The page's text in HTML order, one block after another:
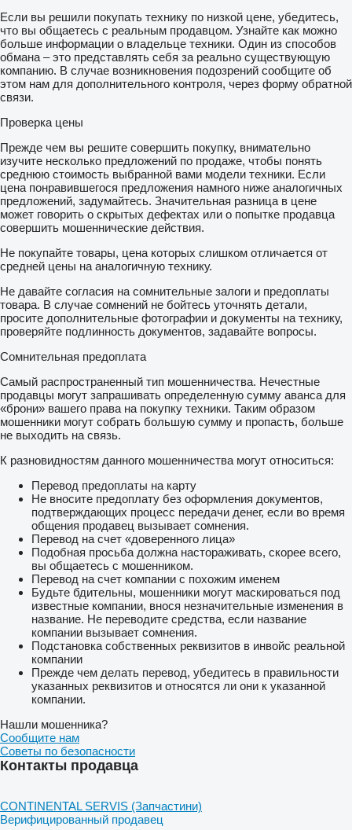
Если вы решили покупать технику по низкой цене, убедитесь,
что вы общаетесь с реальным продавцом. Узнайте как можно
больше информации о владельце техники. Один из способов
обмана – это представлять себя за реально существующую
компанию. В случае возникновения подозрений сообщите об
этом нам для дополнительного контроля, через форму обратной
связи.
Проверка цены
Прежде чем вы решите совершить покупку, внимательно
изучите несколько предложений по продаже, чтобы понять
среднюю стоимость выбранной вами модели техники. Если
цена понравившегося предложения намного ниже аналогичных
предложений, задумайтесь. Значительная разница в цене
может говорить о скрытых дефектах или о попытке продавца
совершить мошеннические действия.
Не покупайте товары, цена которых слишком отличается от
средней цены на аналогичную технику.
Не давайте согласия на сомнительные залоги и предоплаты
товара. В случае сомнений не бойтесь уточнять детали,
просите дополнительные фотографии и документы на технику,
проверяйте подлинность документов, задавайте вопросы.
Сомнительная предоплата
Самый распространенный тип мошенничества. Нечестные
продавцы могут запрашивать определенную сумму аванса для
«брони» вашего права на покупку техники. Таким образом
мошенники могут собрать большую сумму и пропасть, больше
не выходить на связь.
К разновидностям данного мошенничества могут относиться:
Перевод предоплаты на карту
Не вносите предоплату без оформления документов,
подтверждающих процесс передачи денег, если во время
общения продавец вызывает сомнения.
Перевод на счет «доверенного лица»
Подобная просьба должна настораживать, скорее всего,
вы общаетесь с мошенником.
Перевод на счет компании с похожим именем
Будьте бдительны, мошенники могут маскироваться под
известные компании, внося незначительные изменения в
название. Не переводите средства, если название
компании вызывает сомнения.
Подстановка собственных реквизитов в инвойс реальной
компании
Прежде чем делать перевод, убедитесь в правильности
указанных реквизитов и относятся ли они к указанной
компании.
Нашли мошенника?
Сообщите нам
Советы по безопасности
Контакты продавца
CONTINENTAL SERVIS (Запчастини)
Верифицированный продавец